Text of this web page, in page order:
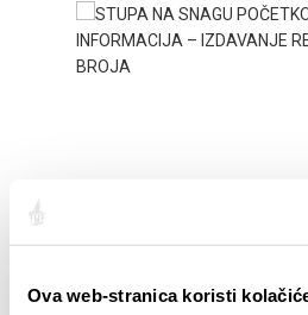
Ova web-stranica koristi
INFORMACIJA – IZDAVANJE